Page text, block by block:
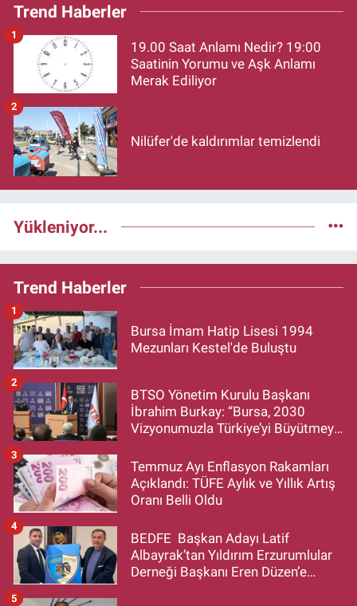
Trend Haberler
19.00 Saat Anlamı Nedir? 19:00
Saatinin Yorumu ve Aşk Anlamı
Merak Ediliyor
1
Nilüfer'de kaldırımlar temizlendi
2
Yükleniyor...
Trend Haberler
Bursa İmam Hatip Lisesi 1994
Mezunları Kestel'de Buluştu
1
BTSO Yönetim Kurulu Başkanı
İbrahim Burkay: “Bursa, 2030
Vizyonumuzla Türkiye’yi Büyütmeye
2
Temmuz Ayı Enflasyon Rakamları
Açıklandı: TÜFE Aylık ve Yıllık Artış
Oranı Belli Oldu
3
BEDFE Başkan Adayı Latif
Albayrak’tan Yıldırım Erzurumlular
Derneği Başkanı Eren Düzen’e
4
5